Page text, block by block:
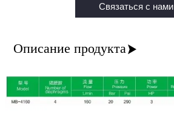
Связаться с нами
Описание продукта